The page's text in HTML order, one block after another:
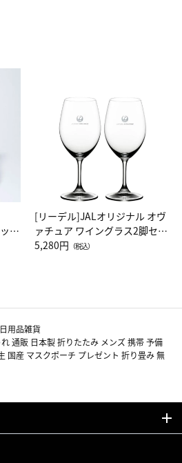
グ
[リーデル]JALオリジナル オヴ
ァチュア ワイングラス2脚セッ
ト（レッドワイン）
5,280円 （税込）
日用品雑貨
通販 日本製 折りたたみ メンズ 携帯 予備
国産 マスクポーチ プレゼント 折り畳み 無